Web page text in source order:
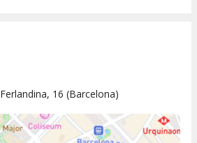
Ferlandina, 16 (Barcelona)